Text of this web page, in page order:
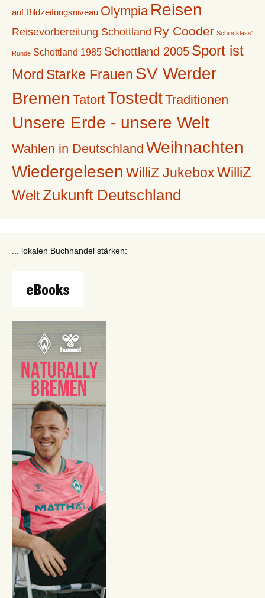
auf Bildzeitungsniveau Olympia Reisen
Reisevorbereitung Schottland Ry Cooder Schincklass'
Runde Schottland 1985 Schottland 2005 Sport ist
Mord Starke Frauen SV Werder
Bremen TatortTostedtTraditionen
Unsere Erde - unsere Welt
Wahlen in Deutschland Weihnachten
Wiedergelesen WilliZ Jukebox WilliZ
WeltZukunft Deutschland
... lokalen Buchhandel stärken: